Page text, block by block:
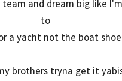
and dream big like
to
a yacht not the boat
brothers tryna get it